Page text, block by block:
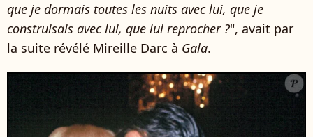
que je dormais toutes les nuits avec lui, que je
construisais avec lui, que lui reprocher ?", avait par
la suite révélé Mireille Darc à Gala.